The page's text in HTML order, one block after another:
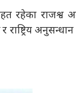
रहेका राजश्व
राष्ट्रिय